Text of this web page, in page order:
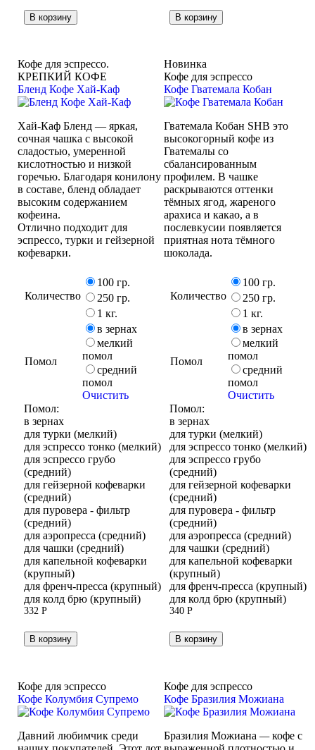
В корзину
В корзину
Новинка
Кофе для эспрессо
Кофе Гватемала Кобан
Гватемала Кобан SHB это
высокогорный кофе из
Гватемалы со
сбалансированным
профилем. В чашке
раскрываются оттенки
тёмных ягод, жареного
арахиса и какао, а в
послевкусии появляется
приятная нота тёмного
шоколада.
Количество
100 гр.
250 гр.
1 кг.
Помол
в зернах
мелкий
помол
средний
помол
Очистить
Помол:
в зернах
для турки (мелкий)
для эспрессо тонко (мелкий)
для эспрессо грубо
(средний)
для гейзерной кофеварки
(средний)
для пуровера - фильтр
(средний)
для аэропресса (средний)
для чашки (средний)
для капельной кофеварки
(крупный)
для френч-пресса (крупный)
для колд брю (крупный)
340 Р
В корзину
Кофе для эспрессо.
КРЕПКИЙ КОФЕ
Бленд Кофе Хай-Каф
Хай-Каф Бленд — яркая,
сочная чашка с высокой
сладостью, умеренной
кислотностью и низкой
горечью. Благодаря конилону
в составе, бленд обладает
высоким содержанием
кофеина.
Отлично подходит для
эспрессо, турки и гейзерной
кофеварки.
Количество
100 гр.
250 гр.
1 кг.
Помол
в зернах
мелкий
помол
средний
помол
Очистить
Помол:
в зернах
для турки (мелкий)
для эспрессо тонко (мелкий)
для эспрессо грубо
(средний)
для гейзерной кофеварки
(средний)
для пуровера - фильтр
(средний)
для аэропресса (средний)
для чашки (средний)
для капельной кофеварки
(крупный)
для френч-пресса (крупный)
для колд брю (крупный)
332 Р
В корзину
Кофе для эспрессо
Кофе Бразилия Можиана
Бразилия Можиана —кофе с
Кофе для эспрессо
Кофе Колумбия Супремо
Давний любимчик среди